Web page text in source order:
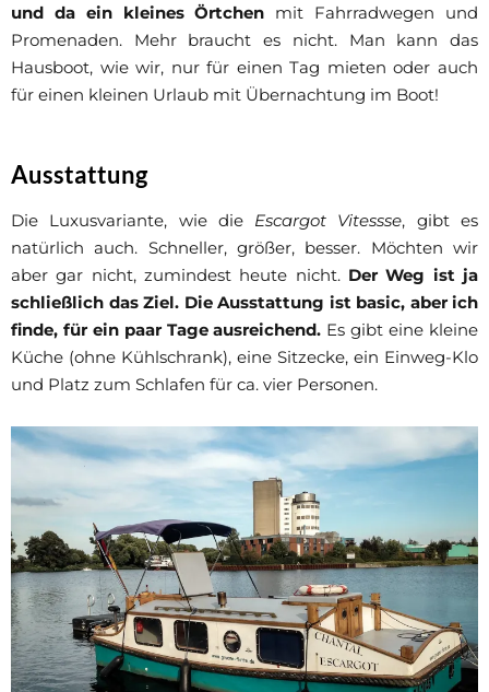
und da ein kleines Örtchen mit Fahrradwegen und
Promenaden. Mehr braucht es nicht. Man kann das
Hausboot, wie wir, nur für einen Tag mieten oder auch
für einen kleinen Urlaub mit Übernachtung im Boot!
Ausstattung
Die Luxusvariante, wie die Escargot Vitessse, gibt es
natürlich auch. Schneller, größer, besser. Möchten wir
aber gar nicht, zumindest heute nicht. Der Weg ist ja
schließlich das Ziel. Die Ausstattung ist basic, aber ich
finde, für ein paar Tage ausreichend. Es gibt eine kleine
Küche (ohne Kühlschrank), eine Sitzecke, ein Einweg-Klo
und Platz zum Schlafen für ca. vier Personen.